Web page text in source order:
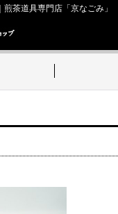
茶道具専門店「京なごみ」